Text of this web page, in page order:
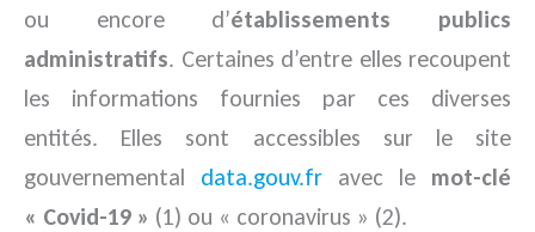
ou encore d’établissements publics
administratifs. Certaines d’entre elles recoupent
les informations fournies par ces diverses
entités. Elles sont accessibles sur le site
gouvernemental data.gouv.fr avec le mot-clé
« Covid-19 » (1) ou « coronavirus » (2).